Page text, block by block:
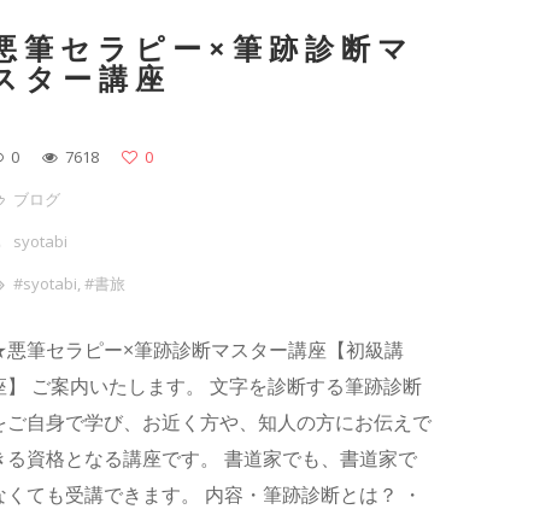
筆セラピー×筆跡診断マ
ター講座
0 7618
0
ブログ
syotabi
#syotabi,#書旅
筆セラピー×筆跡診断マスター講座【初級講
】 ご案内いたします。 文字を診断する筆跡診断
ご自身で学び、お近く方や、知人の方にお伝えで
る資格となる講座です。 書道家でも、書道家で
くても受講できます。 内容・筆跡診断とは？ ・